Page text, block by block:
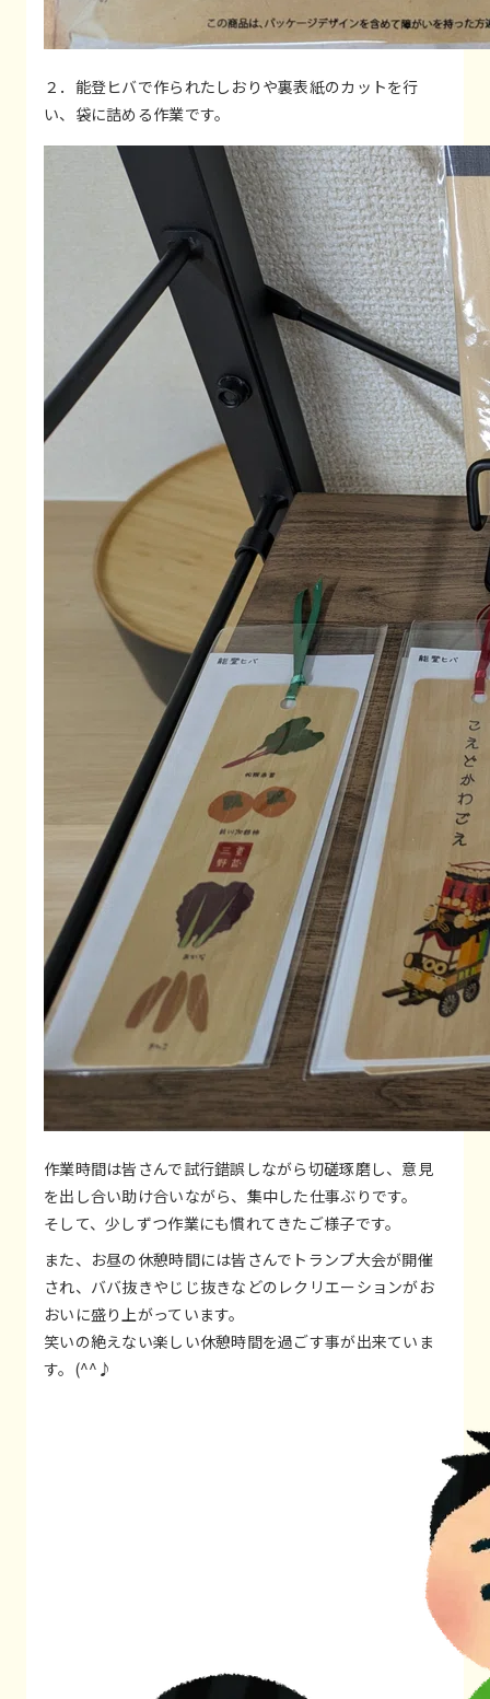
２．能登ヒバで作られたしおりや裏表紙のカットを行
い、袋に詰める作業です。
作業時間は皆さんで試行錯誤しながら切磋琢磨し、意見
を出し合い助け合いながら、集中した仕事ぶりです。
そして、少しずつ作業にも慣れてきたご様子です。
また、お昼の休憩時間には皆さんでトランプ大会が開催
され、ババ抜きやじじ抜きなどのレクリエーションがお
おいに盛り上がっています。
笑いの絶えない楽しい休憩時間を過ごす事が出来ていま
す。(^^♪